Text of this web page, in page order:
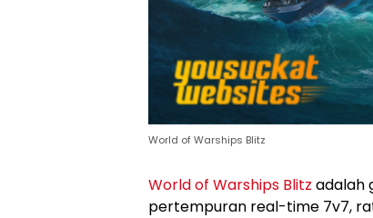
World of Warships Blitz
World of Warships Blitz adalah
pertempuran real-time 7v7,